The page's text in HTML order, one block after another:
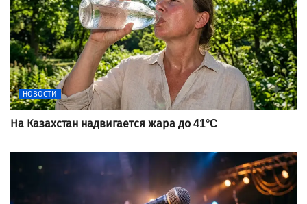
НОВОСТИ
На Казахстан надвигается жара до 41°C